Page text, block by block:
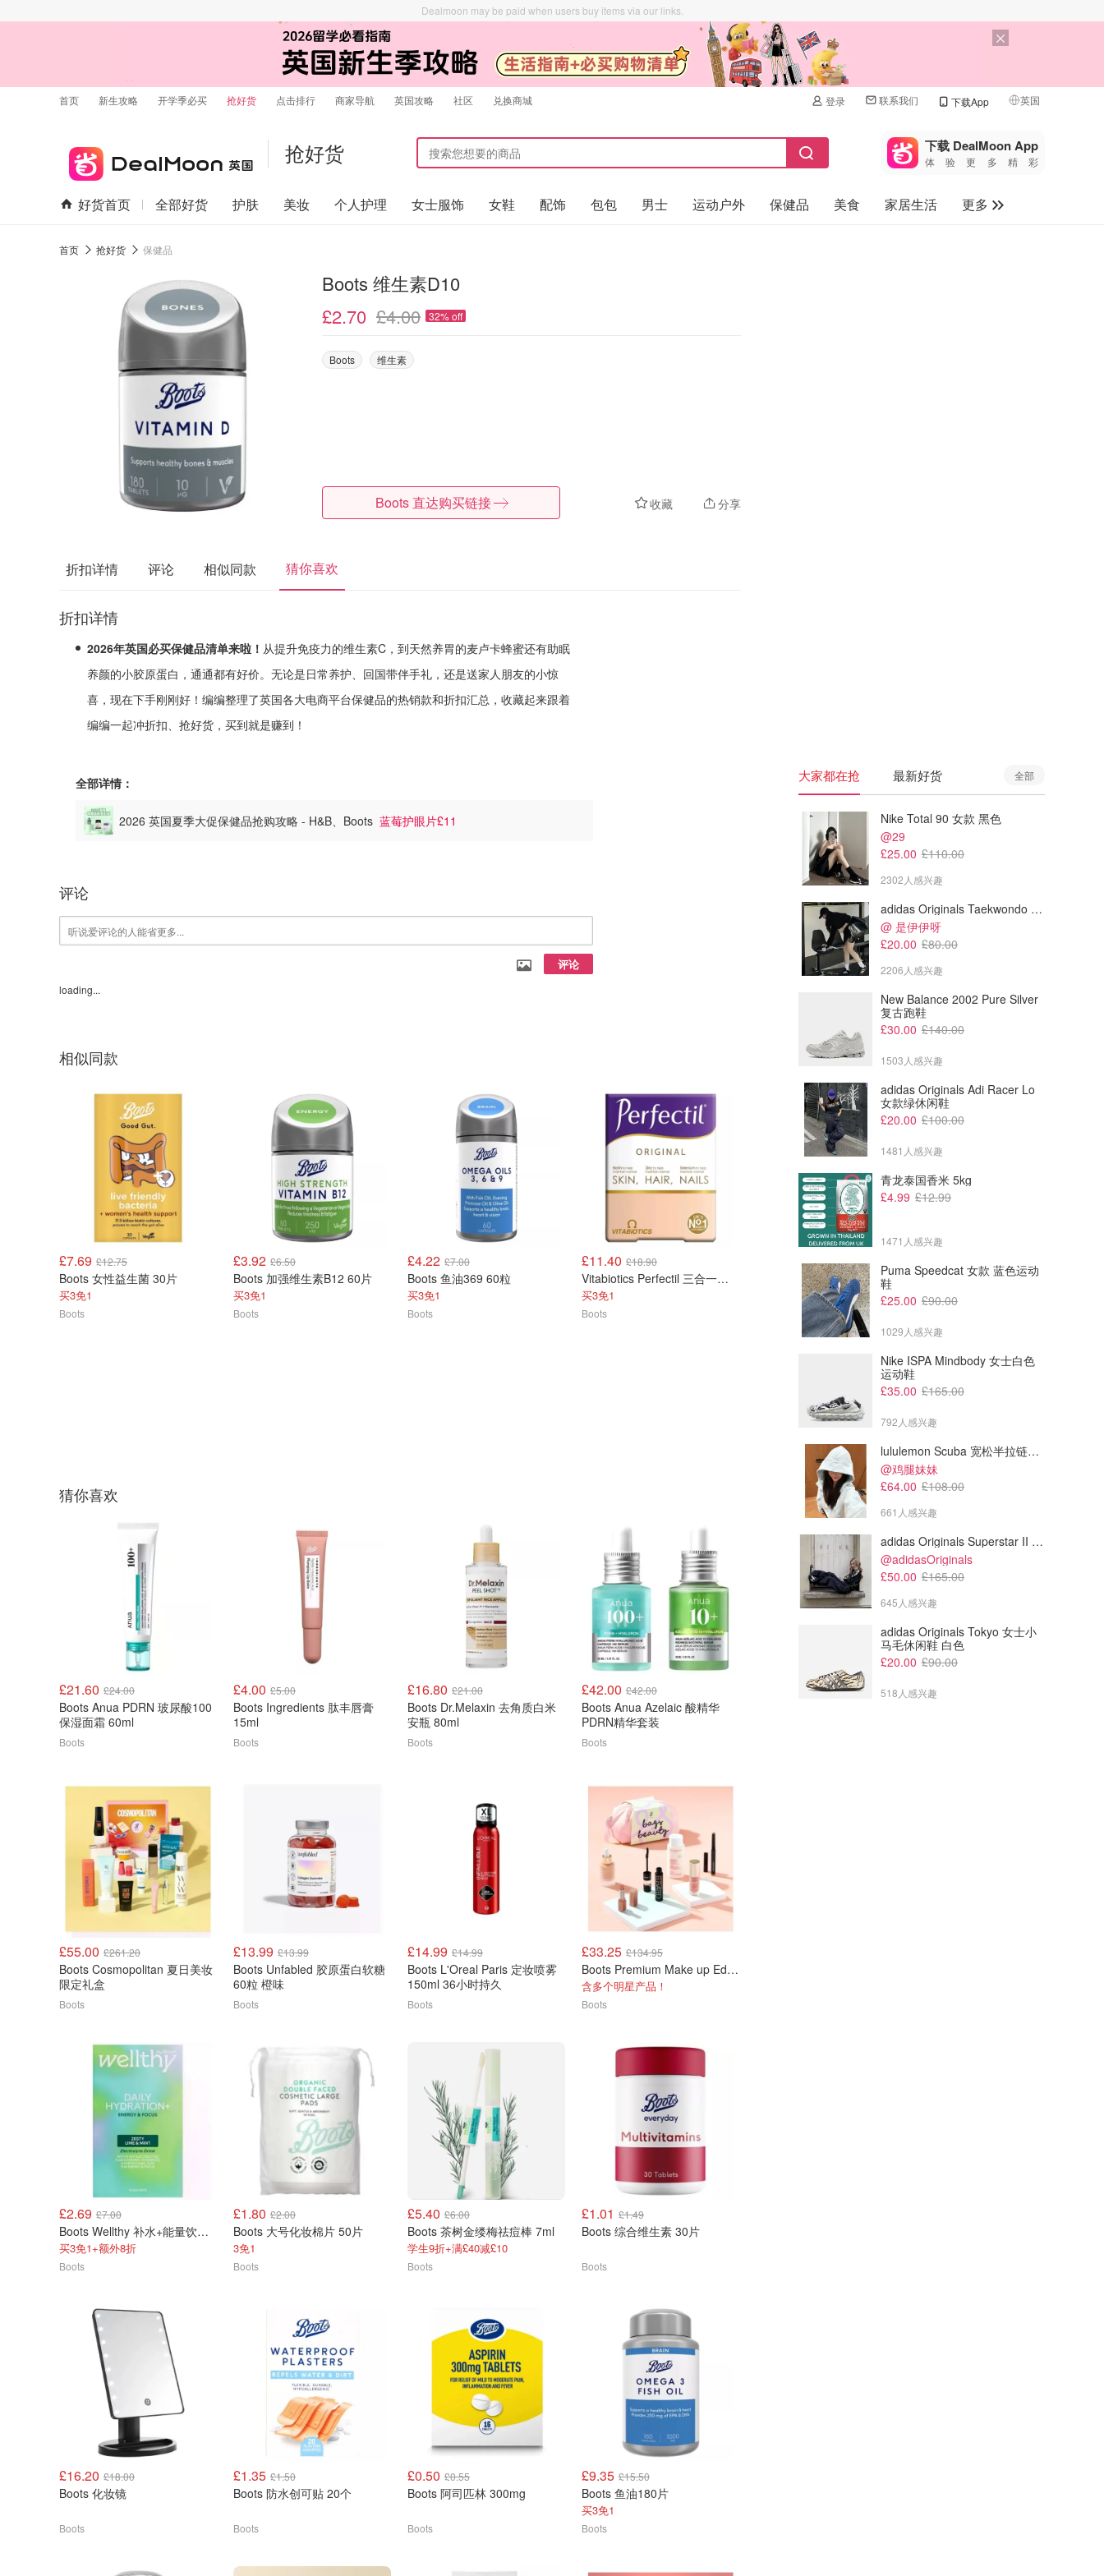
Dealmoon may be paid when users buy items via our links.
首页 新生攻略 开学季必买 抢好货 点击排行 商家导航 英国攻略 社区 兑换商城 登录 联系我们 下载App 英国
🇺🇸
🇨🇳 中国
🇨🇦加拿大
抢好货 下载 DealMoon App
体验更多精彩
好货首页 全部好货 护肤 美妆 个人护理 女士服饰 女鞋 配饰 包包 男士 运动户外 保健品 美食 家居生活
更多
首页 抢好货 保健品
Boots 维生素D10
£2.70 £4.00 32% off
Boots 维生素
收藏 分享
Boots 直达购买链接
折扣详情 评论 相似同款 猜你喜欢
折扣详情
2026年英国必买保健品清单来啦！ 从提升免疫力的维生素C，到天然养胃的麦卢卡蜂蜜还有助眠
养颜的小胶原蛋白，通通都有好价。无论是日常养护、回国带伴手礼，还是送家人朋友的小惊
喜，现在下手刚刚好！编编整理了英国各大电商平台保健品的热销款和折扣汇总， 收藏起来跟着
编编一起冲折扣、抢好货，买到就是赚到！
全部详情：
2026 英国夏季大促保健品抢购攻略 - H&B、Boots 蓝莓护眼片£11
评论
评论
loading...
相似同款
£7.69 £12.75
Boots 女性益生菌 30片
买3免1
Boots
£3.92 £6.50
Boots 加强维生素B12 60片
买3免1
Boots
£4.22 £7.00
Boots 鱼油369 60粒
买3免1
Boots
£11.40 £18.90
Vitabiotics Perfectil 三合一美容片 90片
买3免1
Boots
£22.00
Vitabiotics 女性加强维生素 Boots 维生素D软糖
买3免1
猜你喜欢
£21.60 £24.00
Boots Anua PDRN 玻尿酸100
保湿面霜 60ml
Boots
£4.00 £5.00
Boots Ingredients 肽丰唇膏
15ml
Boots
£16.80 £21.00
Boots Dr.Melaxin 去角质白米
安瓶 80ml
Boots
£42.00 £42.00
Boots Anua Azelaic 酸精华
PDRN精华套装
Boots
£55.00 £261.20
Boots Cosmopolitan 夏日美妆
限定礼盒
Boots
£13.99 £13.99
Boots Unfabled 胶原蛋白软糖
60粒 橙味
Boots
£14.99 £14.99
Boots L'Oreal Paris 定妆喷雾
150ml 36小时持久
Boots
£33.25 £134.95
Boots Premium Make up Edit 美妆包
含多个明星产品！
Boots
£2.69 £7.00
Boots Wellthy 补水+能量饮剂 12袋
买3免1+额外8折
Boots
£1.80 £2.00
Boots 大号化妆棉片 50片
3免1
Boots
£5.40 £6.00
Boots 茶树金缕梅祛痘棒 7ml
学生9折+满£40减£10
Boots
£1.01 £1.49
Boots 综合维生素 30片
Boots
£16.20 £18.00
Boots 化妆镜
Boots
£1.35 £1.50
Boots 防水创可贴 20个
Boots
£0.50 £0.55
Boots 阿司匹林 300mg
Boots
£9.35 £15.50
Boots 鱼油180片
买3免1
Boots
大家都在抢 最新好货 全部
Nike Total 90 女款 黑色
@29
£25.00 £110.00
2302人感兴趣
adidas Originals Taekwondo 女款黑色运动鞋
@ 是伊伊呀
£20.00 £80.00
2206人感兴趣
New Balance 2002 Pure Silver
复古跑鞋
£30.00 £140.00
1503人感兴趣
adidas Originals Adi Racer Lo
女款绿休闲鞋
£20.00 £100.00
1481人感兴趣
青龙泰国香米 5kg
£4.99 £12.99
1471人感兴趣
Puma Speedcat 女款 蓝色运动
鞋
£25.00 £90.00
1029人感兴趣
Nike ISPA Mindbody 女士白色
运动鞋
£35.00 £165.00
792人感兴趣
lululemon Scuba 宽松半拉链卫衣
@鸡腿妹妹
£64.00 £108.00
661人感兴趣
adidas Originals Superstar II 女款串珠休闲鞋 黑色
@adidasOriginals
£50.00 £165.00
645人感兴趣
adidas Originals Tokyo 女士小
马毛休闲鞋 白色
£20.00 £90.00
518人感兴趣